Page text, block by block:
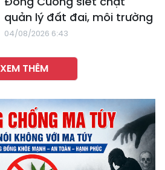
quản lý đất đai, môi trường
04/08/2026 6:43
XEM THÊM